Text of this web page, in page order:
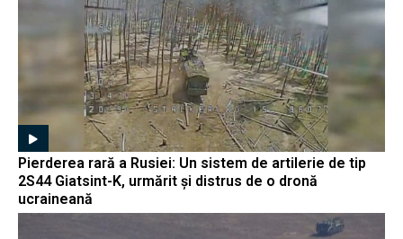
Pierderea rară a Rusiei: Un sistem de artilerie de tip
2S44 Giatsint-K, urmărit și distrus de o dronă
ucraineană